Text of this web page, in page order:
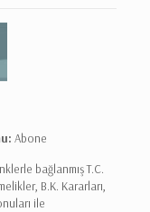
Abone
bağlanmış T.C.
B.K. Kararları,
ile